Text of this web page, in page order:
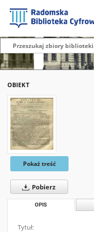
OBIEKT
Pokaż treść
Pobierz
OPIS
Tytuł: